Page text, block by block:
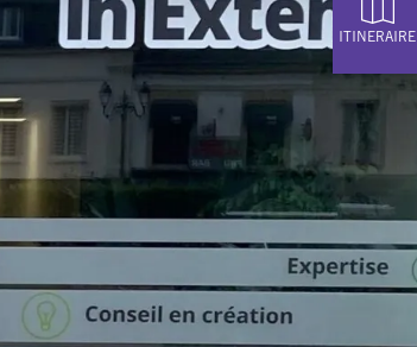
ITINERAIRE